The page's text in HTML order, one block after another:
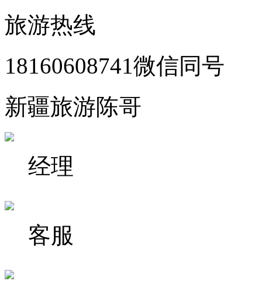
旅游热线
18160608741微信同号
新疆旅游陈哥
经理
客服